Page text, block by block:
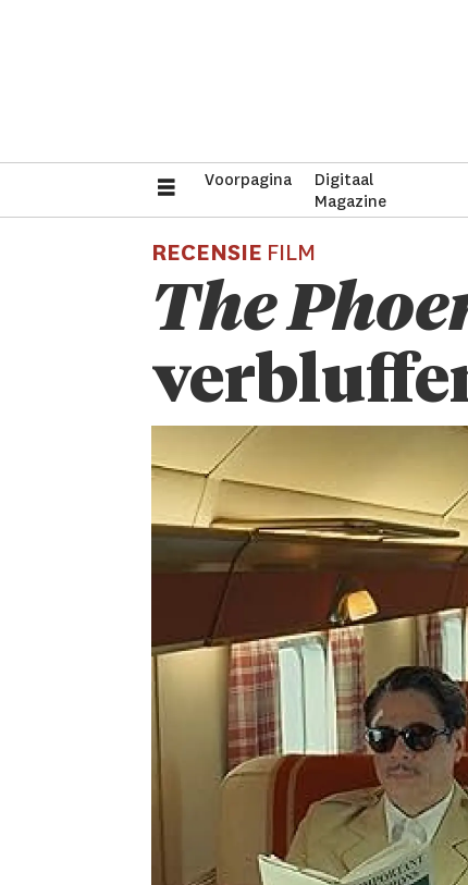
Voorpagina
Digitaal
Magazine
RECENSIE FILM
The